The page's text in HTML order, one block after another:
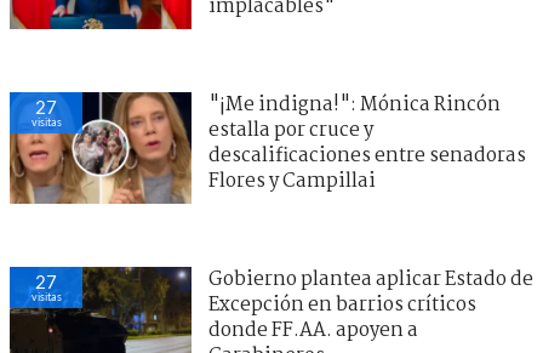
implacables"
27
visitas
"¡Me indigna!": Mónica Rincón
estalla por cruce y
descalificaciones entre senadoras
Flores y Campillai
27
visitas
Gobierno plantea aplicar Estado de
Excepción en barrios críticos
donde FF.AA. apoyen a